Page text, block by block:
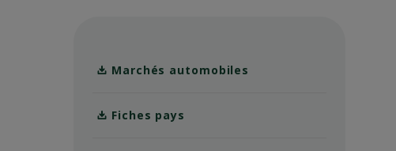
Marchés automobiles
Fiches pays